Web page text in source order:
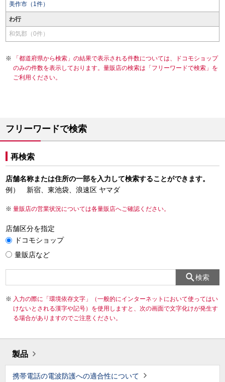
美作市（1件）
わ行
和気郡（0件）
「都道府県から検索」の結果で表示される件数については、ドコモショップ
のみの件数を表示しております。量販店の検索は「フリーワードで検索」を
ご利用ください。
フリーワードで検索
再検索
店舗名称または住所の一部を入力して検索することができます。
例） 新宿、東池袋、浪速区 ヤマダ
量販店の営業状況については各量販店へご確認ください。
店舗区分を指定
ドコモショップ
量販店など
検索
入力の際に「環境依存文字」（一般的にインターネットにおいて使ってはい
けないとされる漢字や記号）を使用しますと、次の画面で文字化けが発生す
る場合がありますのでご注意ください。
製品
携帯電話の電波防護への適合性について